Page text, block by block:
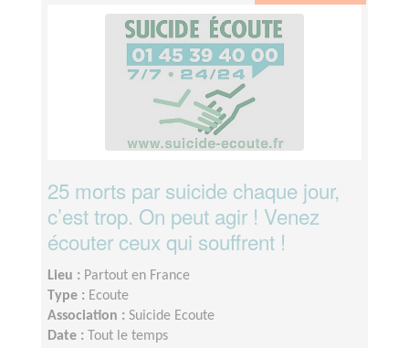
25 morts par suicide chaque jour,
c’est trop. On peut agir ! Venez
écouter ceux qui souffrent !
Lieu : Partout en France
Type : Ecoute
Association : Suicide Ecoute
Date :
Tout le temps